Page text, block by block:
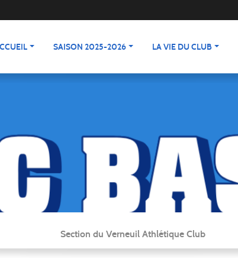
SAISON 2025-2026 LA VIE DU CLUB
Section du Verneuil Athlétique Club